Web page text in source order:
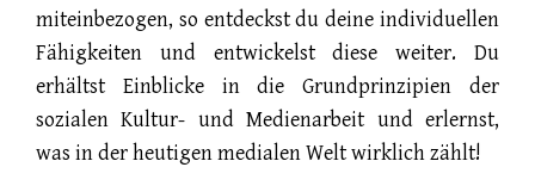
miteinbezogen, so entdeckst du deine individuellen
Fähigkeiten und entwickelst diese weiter. Du
erhältst Einblicke in die Grundprinzipien der
sozialen Kultur- und Medienarbeit und erlernst,
was in der heutigen medialen Welt wirklich zählt!